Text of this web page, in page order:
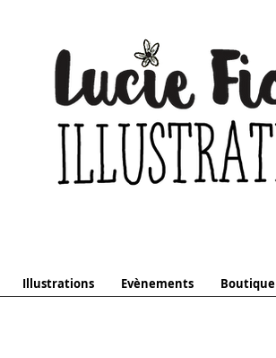
Illustrations Evènements Boutique